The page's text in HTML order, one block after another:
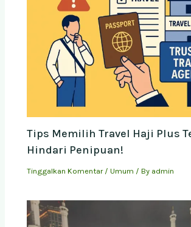
Tips Memilih Travel Haji Plus
Hindari Penipuan!
Tinggalkan Komentar /Umum / By admin